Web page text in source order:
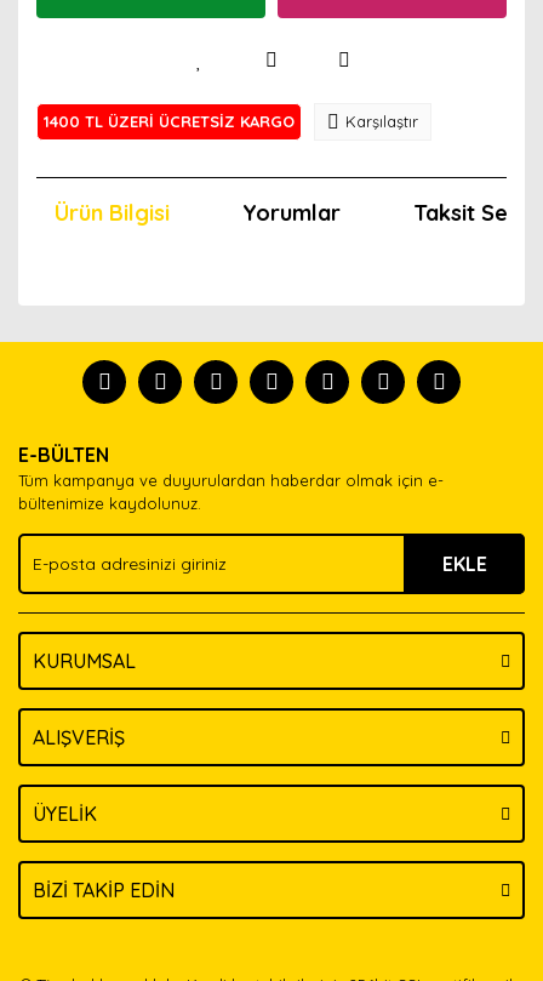
1400 TL ÜZERİ ÜCRETSİZ KARGO Karşılaştır
Ürün Bilgisi Yorumlar Taksit
tanısın.
formunu kullanarak tarafımıza iletebilirsiniz.
Görüş ve önerileriniz için teşekkür ederiz.
Ürün açıklamasında eksik bilgiler bulunuyor.
Ürün bilgilerinde hatalar bulunuyor.
Ürün fiyatı diğer sitelerden daha pahalı.
Bu ürüne benzer farklı alternatifler olmalı.
E-BÜLTEN
Tüm kampanya ve duyurulardan haberdar olmak için e-
bültenimize kaydolunuz.
EKLE
KURUMSAL
ALIŞVERİŞ
ÜYELİK
BİZİ TAKİP EDİN